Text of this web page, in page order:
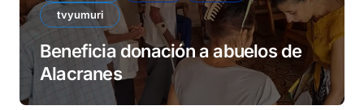
tvyumuri
Beneficia donación a abuelos de
Alacranes